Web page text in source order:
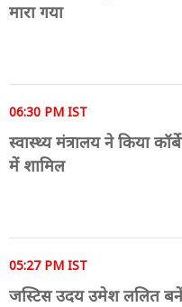
मारा गया
06:30 PM IST
स्वास्थ्य मंत्रालय ने किया
में शामिल
05:27 PM IST
जस्टिस उदय उमेश ललित